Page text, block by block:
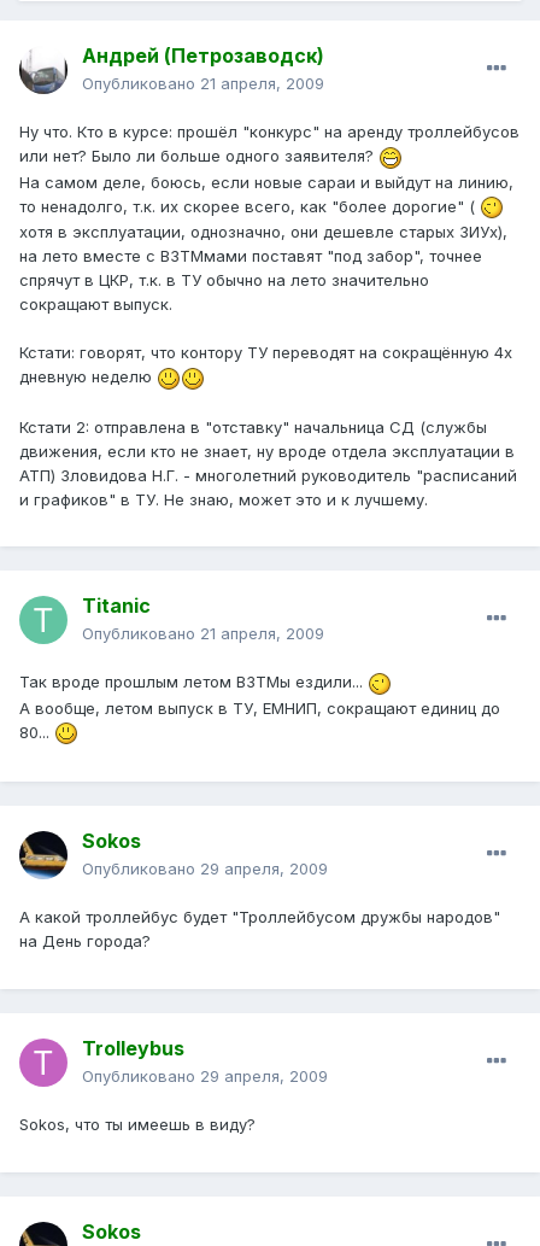
Андрей (Петрозаводск)
Опубликовано 21 апреля, 2009
Ну что. Кто в курсе: прошёл "конкурс" на аренду троллейбусов
или нет? Было ли больше одного заявителя?
На самом деле, боюсь, если новые сараи и выйдут на линию,
то ненадолго, т.к. их скорее всего, как "более дорогие" (
хотя в эксплуатации, однозначно, они дешевле старых ЗИУх),
на лето вместе с ВЗТМмами поставят "под забор", точнее
спрячут в ЦКР, т.к. в ТУ обычно на лето значительно
сокращают выпуск.
Кстати: говорят, что контору ТУ переводят на сокращённую 4х
дневную неделю
Кстати 2: отправлена в "отставку" начальница СД (службы
движения, если кто не знает, ну вроде отдела эксплуатации в
АТП) Зловидова Н.Г. - многолетний руководитель "расписаний
и графиков" в ТУ. Не знаю, может это и к лучшему.
Titanic
Опубликовано 21 апреля, 2009
Так вроде прошлым летом ВЗТМы ездили...
А вообще, летом выпуск в ТУ, ЕМНИП, сокращают единиц до
80...
Sokos
Опубликовано 29 апреля, 2009
А какой троллейбус будет "Троллейбусом дружбы народов"
на День города?
Trolleybus
Опубликовано 29 апреля, 2009
Sokos, что ты имеешь в виду?
Sokos